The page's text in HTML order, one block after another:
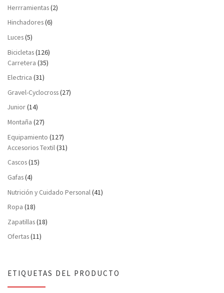
Herrramientas(2)
Hinchadores(6)
Luces(5)
Bicicletas(126)
Carretera (35)
Electrica (31)
Gravel-Cyclocross(27)
Junior(14)
Montaña (27)
Equipamiento (127)
Accesorios Textil(31)
Cascos(15)
Gafas(4)
Nutrición y Cuidado Personal (41)
Ropa (18)
Zapatillas(18)
Ofertas(11)
ETIQUETAS DEL PRODUCTO